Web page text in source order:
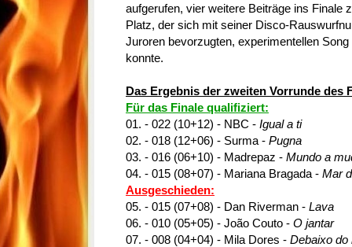
aufgerufen, vier weitere Beiträge ins Finale
Platz, der sich mit seiner Disco-
Juroren bevorzugten, experimentellen Song
konnte.
Das Ergebnis der zweiten Vorrunde des
Für das Finale qualifiziert:
01. - 022 (10+12) - NBC - Igual a ti
02. - 018 (12+06) - Surma - Pugna
03. - 016 (06+10) - Madrepaz - Mundo a
04. - 015 (08+07) - Mariana Bragada - Mar
Ausgeschieden:
05. - 015 (07+08) - Dan Riverman - Lava
06. - 010 (05+05) - João Couto - O jantar
07. - 008 (04+04) - Mila Dores - Debaixo do